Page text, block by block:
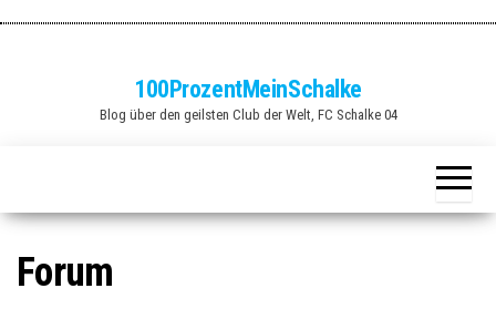
100ProzentMeinSchalke
Blog über den geilsten Club der Welt, FC Schalke 04
Forum